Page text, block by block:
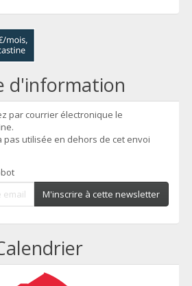
d'information
par courrier électronique le
utilisée en dehors de cet envoi
M'inscrire à cette newsletter